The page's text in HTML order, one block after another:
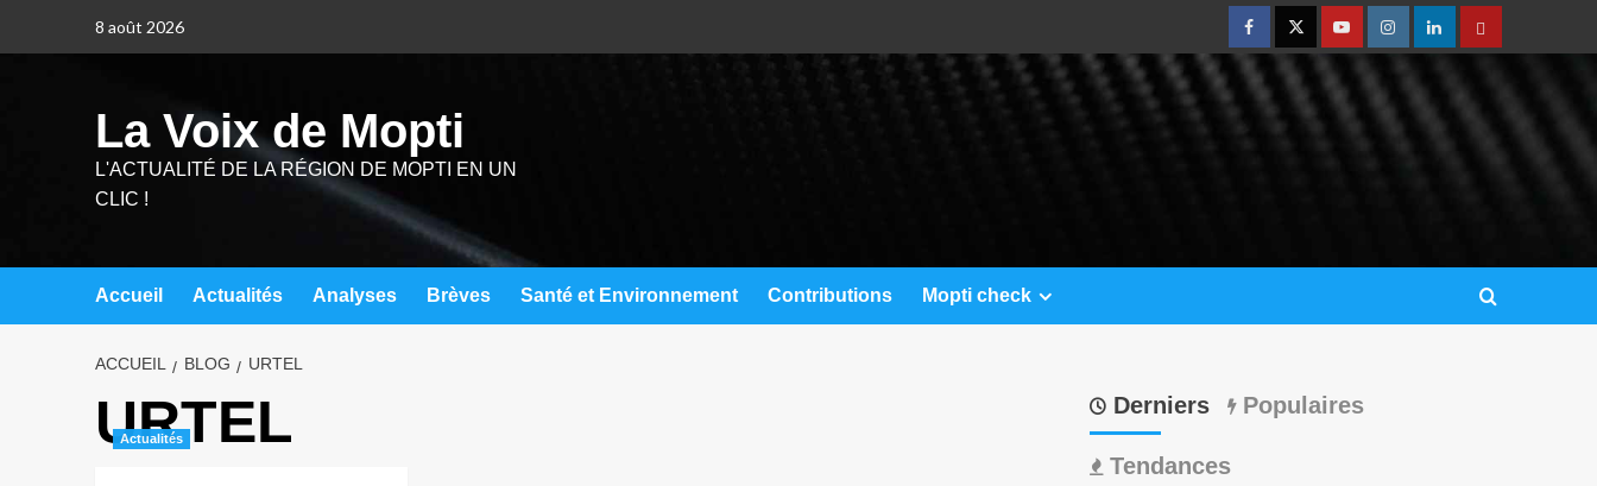
8 août 2026
La Voix de Mopti
L'ACTUALITÉ DE LA RÉGION DE MOPTI EN UN
CLIC !
Accueil Actualités Analyses Brèves Santé et Environnement Contributions Mopti check
ACCUEIL BLOG URTEL
URTEL
Actualités
Derniers Populaires
Tendances